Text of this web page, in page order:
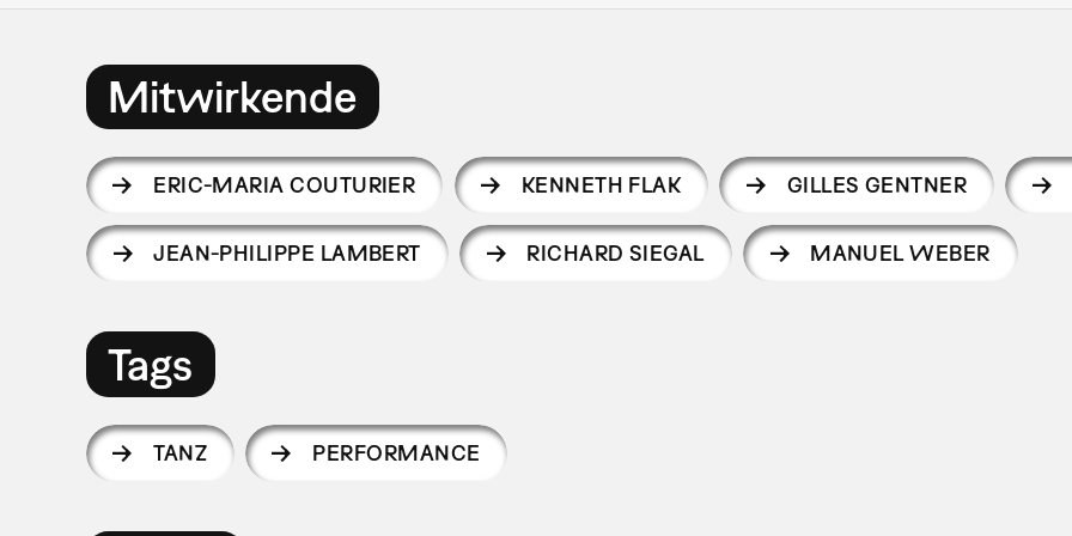
Mitwirkende
ERIC-MARIA COUTURIER KENNETH FLAK GILLES GENTNER
JEAN-PHILIPPE LAMBERT RICHARD SIEGAL MANUEL WEBER
Tags
TANZ PERFORMANCE